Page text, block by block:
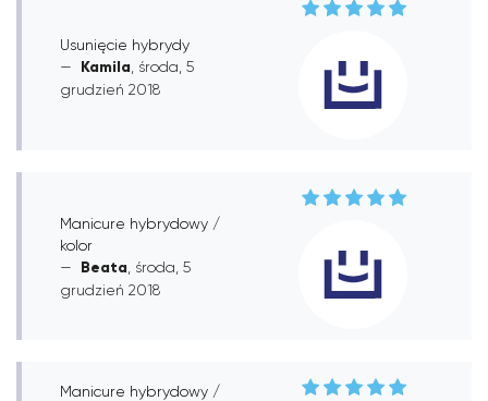
Usunięcie hybrydy
Kamila , środa, 5
grudzień 2018
Manicure hybrydowy /
kolor
Beata , środa, 5
grudzień 2018
Manicure hybrydowy /